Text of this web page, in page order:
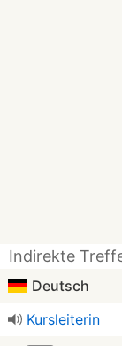
Indirekte
Deutsch
Kursleiterin